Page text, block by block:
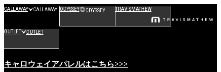
CALLAWAY CALLAWAY ODYSSEY ODYSSEY TRAVISMATHEW
OUTLET OUTLET
キャロウェイアパレルはこちら>>>